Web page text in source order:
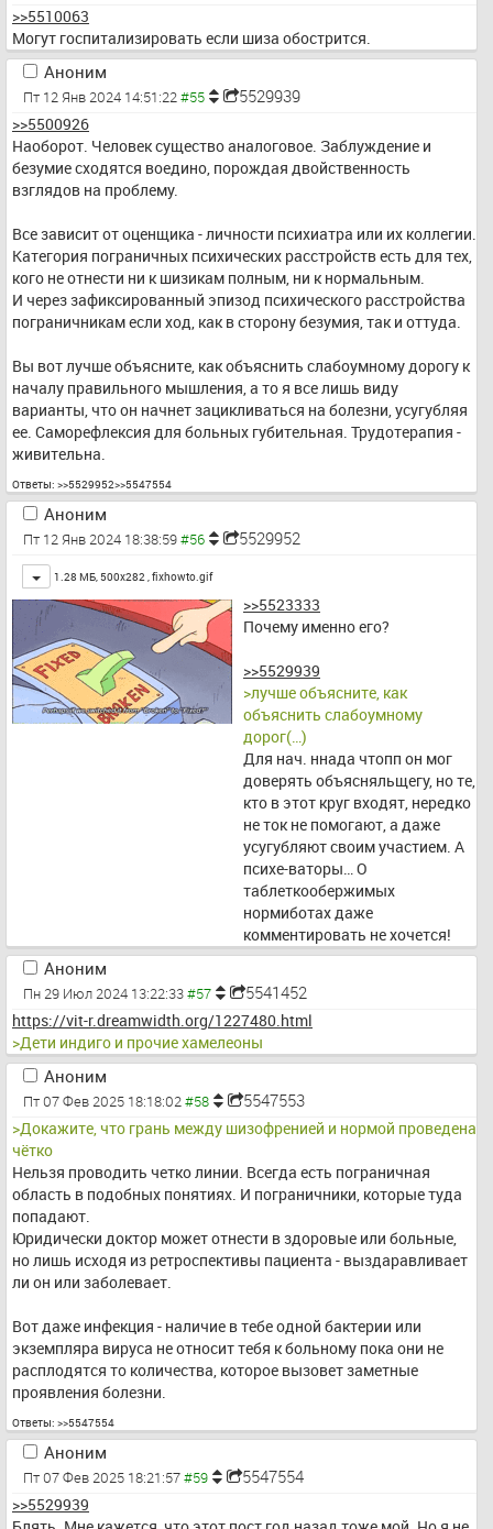
>>5510063
Могут госпитализировать если шиза обострится.
Аноним
Пт 12 Янв 2024 14:51:22 5529939
>>5500926
Наоборот. Человек существо аналоговое. Заблуждение и
безумие сходятся воедино, порождая двойственность
взглядов на проблему.
Все зависит от оценщика - личности психиатра или их коллегии.
Категория пограничных психических расстройств есть для тех,
кого не отнести ни к шизикам полным, ни к нормальным.
И через зафиксированный эпизод психического расстройства
пограничникам если ход, как в сторону безумия, так и оттуда.
Вы вот лучше объясните, как объяснить слабоумному дорогу к
началу правильного мышления, а то я все лишь виду
варианты, что он начнет зацикливаться на болезни, усугубляя
ее. Саморефлексия для больных губительная. Трудотерапия -
живительна.
Ответы: >>5529952>>5547554
Аноним
Пт 12 Янв 2024 18:38:59 5529952
Toggle
1.28 МБ, 500x282 , fixhowto.gif
>>5523333
Почему именно его?
>>5529939
>лучше объясните, как
объяснить слабоумному
дорог(…)
Для нач. ннада чтопп он мог
доверять объясняльщегу, но те,
кто в этот круг входят, нередко
не ток не помогают, а даже
усугубляют своим участием. А
психе-ваторы… О
таблеткообержимых
нормиботах даже
комментировать не хочется!
Аноним
Пн 29 Июл 2024 13:22:33 5541452
https://vit-r.dreamwidth.org/1227480.html
>Дети индиго и прочие хамелеоны
Аноним
Пт 07 Фев 2025 18:18:02 5547553
>Докажите, что грань между шизофренией и нормой проведена
чётко
Нельзя проводить четко линии. Всегда есть пограничная
область в подобных понятиях. И пограничники, которые туда
попадают.
Юридически доктор может отнести в здоровые или больные,
но лишь исходя из ретроспективы пациента - выздаравливает
ли он или заболевает.
Вот даже инфекция - наличие в тебе одной бактерии или
экземпляра вируса не относит тебя к больному пока они не
расплодятся то количества, которое вызовет заметные
проявления болезни.
Ответы: >>5547554
Аноним
Пт 07 Фев 2025 18:21:57 5547554
>>5529939